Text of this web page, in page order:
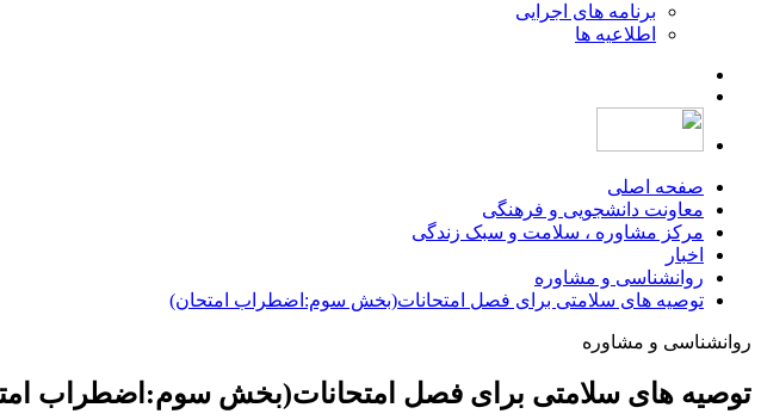
برنامه های اجرایی
اطلاعیه ها
صفحه اصلی
معاونت دانشجویی و فرهنگی
مرکز مشاوره ، سلامت و سبک زندگی
اخبار
روانشناسی و مشاوره
توصیه های سلامتی برای فصل امتحانات(بخش سوم:اضطراب امتحان)
روانشناسی و مشاوره
توصیه های سلامتی برای فصل امتحانات(بخش سوم:اضطراب